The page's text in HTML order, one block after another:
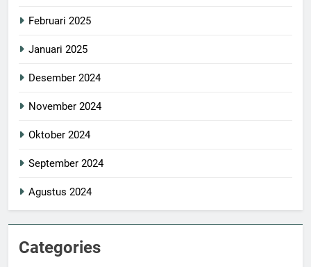
Februari 2025
Januari 2025
Desember 2024
November 2024
Oktober 2024
September 2024
Agustus 2024
Categories